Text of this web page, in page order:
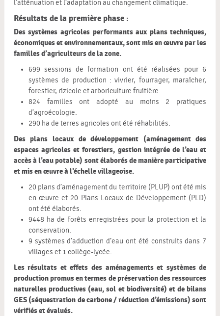
l’atténuation et l’adaptation au changement climatique.
Résultats de la première phase :
Des systèmes agricoles performants aux plans techniques,
économiques et environnementaux, sont mis en œuvre par les
familles d’agriculteurs de la zone.
699 sessions de formation ont été réalisées pour 6
systèmes de production : vivrier, fourrager, maraîcher,
forestier, rizicole et arboriculture fruitière.
824 familles ont adopté au moins 2 pratiques
d’agroécologie.
290 ha de terres agricoles ont été réhabilités.
Des plans locaux de développement (aménagement des
espaces agricoles et forestiers, gestion intégrée de l’eau et
accès à l’eau potable) sont élaborés de manière participative
et mis en œuvre à l’échelle villageoise.
20 plans d’aménagement du territoire (PLUP) ont été mis
en œuvre et 20 Plans Locaux de Développement (PLD)
ont été élaborés.
9448 ha de forêts enregistrées pour la protection et la
conservation.
9 systèmes d’adduction d’eau ont été construits dans 7
villages et 1 collège-lycée.
Les résultats et effets des aménagements et systèmes de
production promus en termes de préservation des ressources
naturelles productives (eau, sol et biodiversité) et de bilans
GES (séquestration de carbone / réduction d’émissions) sont
vérifiés et évalués.